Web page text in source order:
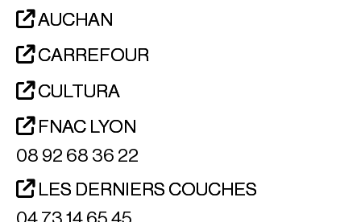
AUCHAN
CARREFOUR
CULTURA
FNAC LYON
08 92 68 36 22
LES DERNIERS COUCHES